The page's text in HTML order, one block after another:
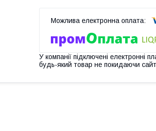
У компанії підключені електронні
будь-який товар не покидаючи